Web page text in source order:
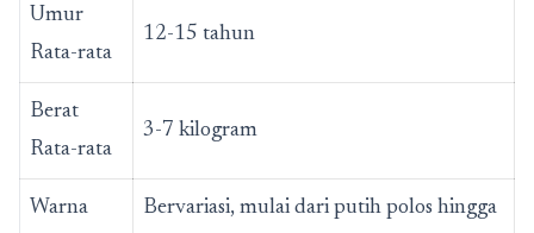
Umur
Rata-rata
12-15 tahun
Berat
Rata-rata
3-7 kilogram
Warna
Bervariasi, mulai dari putih polos hingga